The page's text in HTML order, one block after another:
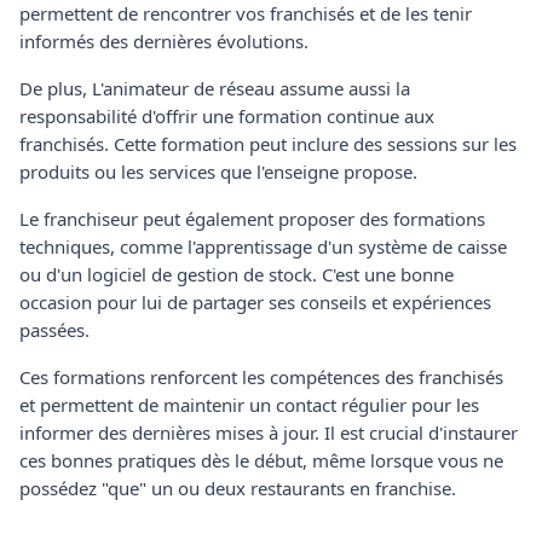
permettent de rencontrer vos franchisés et de les tenir
informés des dernières évolutions.
De plus, L'animateur de réseau assume aussi la
responsabilité d'offrir une formation continue aux
franchisés. Cette formation peut inclure des sessions sur les
produits ou les services que l'enseigne propose.
Le franchiseur peut également proposer des formations
techniques, comme l'apprentissage d'un système de caisse
ou d'un logiciel de gestion de stock. C'est une bonne
occasion pour lui de partager ses conseils et expériences
passées.
Ces formations renforcent les compétences des franchisés
et permettent de maintenir un contact régulier pour les
informer des dernières mises à jour. Il est crucial d'instaurer
ces bonnes pratiques dès le début, même lorsque vous ne
possédez "que" un ou deux restaurants en franchise.